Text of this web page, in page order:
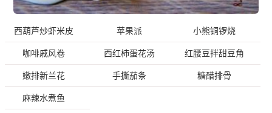
西葫芦炒虾米皮 苹果派 小熊铜锣烧
咖啡戚风卷 西红柿蛋花汤 红腰豆拌甜豆角
嫩排新兰花 手撕茄条 糖醋排骨
麻辣水煮鱼